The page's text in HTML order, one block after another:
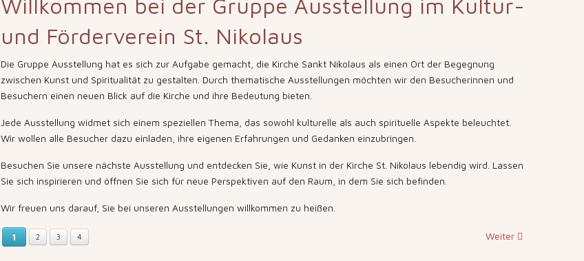
Willkommen bei der Gruppe Ausstellung im Kultur-
und Förderverein St. Nikolaus
Die Gruppe Ausstellung hat es sich zur Aufgabe gemacht, die Kirche Sankt Nikolaus als einen Ort der Begegnung
zwischen Kunst und Spiritualität zu gestalten. Durch thematische Ausstellungen möchten wir den Besucherinnen und
Besuchern einen neuen Blick auf die Kirche und ihre Bedeutung bieten.
Jede Ausstellung widmet sich einem speziellen Thema, das sowohl kulturelle als auch spirituelle Aspekte beleuchtet.
Wir wollen alle Besucher dazu einladen, ihre eigenen Erfahrungen und Gedanken einzubringen.
Besuchen Sie unsere nächste Ausstellung und entdecken Sie, wie Kunst in der Kirche St. Nikolaus lebendig wird. Lassen
Sie sich inspirieren und öffnen Sie sich für neue Perspektiven auf den Raum, in dem Sie sich befinden.
Wir freuen uns darauf, Sie bei unseren Ausstellungen willkommen zu heißen.
1 2 3 4 Weiter